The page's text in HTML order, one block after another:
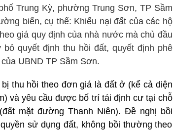
Trung Kỳ, phường Trung Sơn, TP Sầm
biển, cụ thể: Khiếu nại đất của các hộ
giá quy định của nhà nước mà chủ đầu
quyết định thu hồi đất, quyết định phê
UBND TP Sầm Sơn.
thu hồi theo đơn giá là đất ở (kể cả diện
và yêu cầu được bố trí tái định cư tại chỗ
mặt đường Thanh Niên). Đề nghị bồi
sử dụng đất, không bồi thường theo